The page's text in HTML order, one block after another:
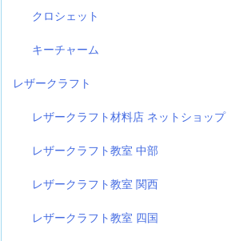
クロシェット
キーチャーム
レザークラフト
レザークラフト材料店 ネットショップ
レザークラフト教室 中部
レザークラフト教室 関西
レザークラフト教室 四国